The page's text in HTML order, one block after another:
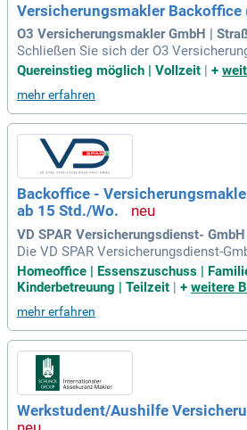
Versicherungsmakler Backoffice
O3 Versicherungsmakler GmbH |
Schließen Sie sich der O3
ls unabhängiger Makler in
ösungsorientiert arbeiten. Bewerben
Quereinstieg möglich | Vollzeit
+
mehr erfahren
Backoffice -
ab 15 Std./Wo.
VD SPAR Versicherungsdienst-
Die VD SPAR Versicherungsdienst-
lschaft von SPAR Österreich, bietet
hneiderte Versicherungsberatung für
nnen und 700 selbständige SPAR-
unseres erfahrenen Teams an sieben
ch!
Homeoffice | Essenszuschuss |
Kinderbetreuung | Teilzeit | + weitere
mehr erfahren
Werkstudent/Aushilfe